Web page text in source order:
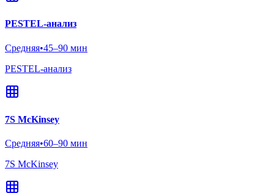
PESTEL-анализ
Средняя•45–90 мин
PESTEL-анализ
7S McKinsey
Средняя•60–90 мин
7S McKinsey